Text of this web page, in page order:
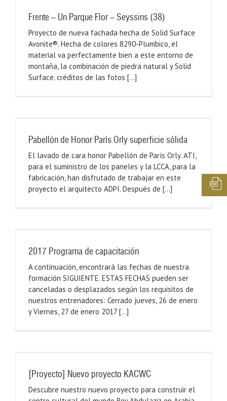
Frente – Un Parque Flor – Seyssins (38)
Proyecto de nueva fachada hecha de Solid Surface
Avonite®. Hecha de colores 8290-Plumbico, el
material va perfectamente bien a este entorno de
montaña, la combinación de piedra natural y Solid
Surface. créditos de las fotos [...]
Pabellón de Honor París Orly superficie sólida
El lavado de cara honor Pabellón de París Orly. ATI,
para el suministro de los paneles y la LCCA, para la
fabricación, han disfrutado de trabajar en este
proyecto el arquitecto ADPI. Después de [...]
2017 Programa de capacitación
A continuación, encontrará las fechas de nuestra
formación SIGUIENTE. ESTAS FECHAS pueden ser
canceladas o desplazados según los requisitos de
nuestros entrenadores: Cerrado jueves, 26 de enero
y Viernes, 27 de enero 2017 [...]
[Proyecto] Nuevo proyecto KACWC
Descubre nuestro nuevo proyecto para construir el